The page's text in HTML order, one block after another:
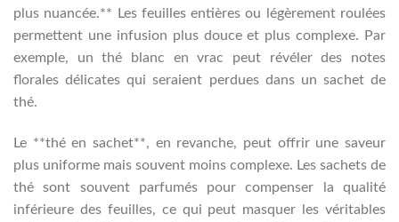
plus nuancée.** Les feuilles entières ou légèrement roulées
permettent une infusion plus douce et plus complexe. Par
exemple, un thé blanc en vrac peut révéler des notes
florales délicates qui seraient perdues dans un sachet de
thé.
Le **thé en sachet**, en revanche, peut offrir une saveur
plus uniforme mais souvent moins complexe. Les sachets de
thé sont souvent parfumés pour compenser la qualité
inférieure des feuilles, ce qui peut masquer les véritables